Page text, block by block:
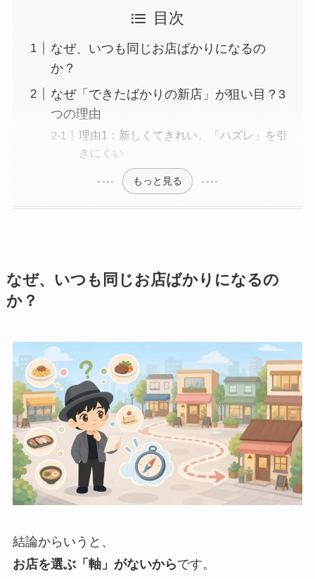
目次
なぜ、いつも同じお店ばかりになるの
か？
なぜ「できたばかりの新店」が狙い目？3
つの理由
理由1：新しくてきれい。「ハズレ」を引
きにくい
もっと見る
なぜ、いつも同じお店ばかりになるの
か？
結論からいうと、
お店を選ぶ「軸」がないからです。